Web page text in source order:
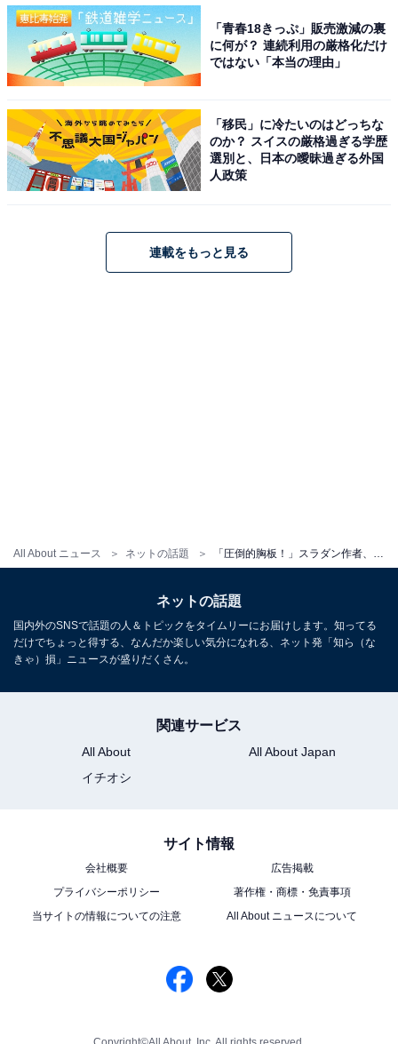
All About ニュース ネットの話題
「青春18きっぷ」販売激減の裏
に何が？ 連続利用の厳格化だけ
ではない「本当の理由」
「移民」に冷たいのはどっちな
のか？ スイスの厳格過ぎる学歴
選別と、日本の曖昧過ぎる外国
人政策
連載をもっと見る
ネットの話題
国内外のSNSで話題の人＆トピックをタイムリーにお届けします。知ってる
だけでちょっと得する、なんだか楽しい気分になれる、ネット発「知ら（な
きゃ）損」ニュースが盛りだくさん。
関連サービス
All About
All About Japan
イチオシ
サイト情報
会社概要
広告掲載
プライバシーポリシー
著作権・商標・免責事項
当サイトの情報についての注意
All About ニュースについて